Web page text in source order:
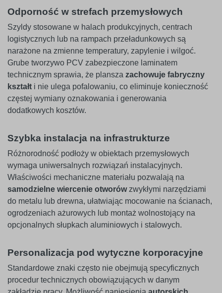
Odporność w strefach przemysłowych
Szyldy stosowane w halach produkcyjnych, centrach
logistycznych lub na rampach przeładunkowych są
narażone na zmienne temperatury, zapylenie i wilgoć.
Grube tworzywo PCV zabezpieczone laminatem
technicznym sprawia, że plansza zachowuje fabryczny
kształt i nie ulega pofalowaniu, co eliminuje konieczność
częstej wymiany oznakowania i generowania
dodatkowych kosztów.
Szybka instalacja na infrastrukturze
Różnorodność podłoży w obiektach przemysłowych
wymaga uniwersalnych rozwiązań instalacyjnych.
Właściwości mechaniczne materiału pozwalają na
samodzielne wiercenie otworówzwykłymi narzędziami
do metalu lub drewna, ułatwiając mocowanie na ścianach,
ogrodzeniach ażurowych lub montaż wolnostojący na
opcjonalnych słupkach aluminiowych i stalowych.
Personalizacja pod wytyczne korporacyjne
Standardowe znaki często nie obejmują specyficznych
procedur technicznych obowiązujących w danym